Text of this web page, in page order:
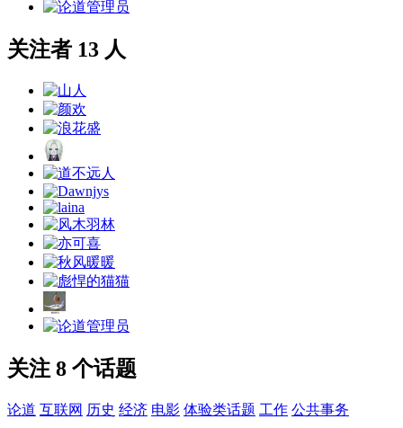
关注者 13 人
关注 8 个话题
论道 互联网 历史 经济 电影 体验类话题 工作 公共事务